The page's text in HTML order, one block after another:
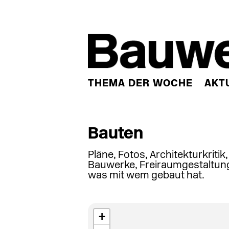
THEMA DER WOCHE
Bauten
Pläne, Fotos,
Bauwerke,
was mit wem gebaut hat.
+